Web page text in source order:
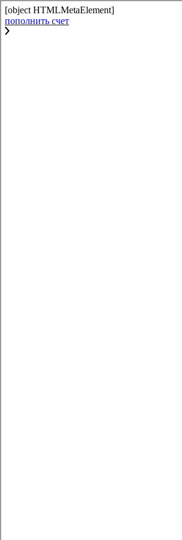
[object HTMLMetaElement]
пополнить счет